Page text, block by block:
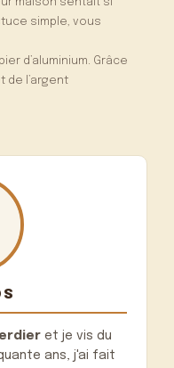
maison sentait si
simple, vous
d’aluminium. Grâce
de l’argent
et je vis du
ans, j'ai fait